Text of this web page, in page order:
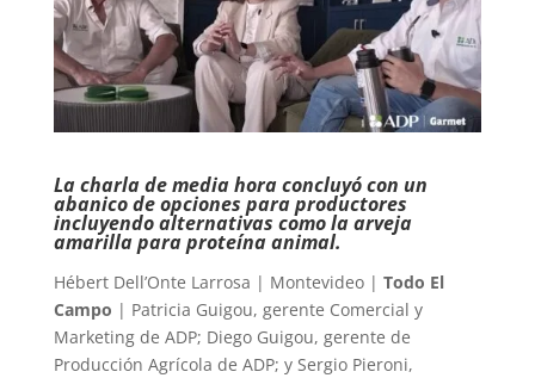
La charla de media hora concluyó con un
abanico de opciones para productores
incluyendo alternativas como la arveja
amarilla para proteína animal.
Hébert Dell’Onte Larrosa | Montevideo | Todo El
Campo | Patricia Guigou, gerente Comercial y
Marketing de ADP; Diego Guigou, gerente de
Producción Agrícola de ADP; y Sergio Pieroni,